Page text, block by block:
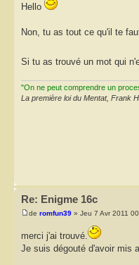
Hello
Non, tu as tout ce qu'il te
Si tu as trouvé un mot qui
"On ne peut comprendre un
La première loi du Mentat, Frank
Re: Enigme 16c
de romfun39 » Jeu 7 Avr 2011
merci j'ai trouvé.
Je suis dégouté d'avoir mis